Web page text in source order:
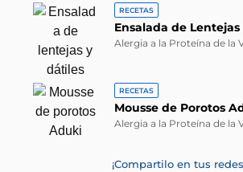
RECETAS
Ensalada de
Alergia a la Proteína de la
RECETAS
Mousse de Porotos
Alergia a la Proteína de la
¡Compartilo en tus